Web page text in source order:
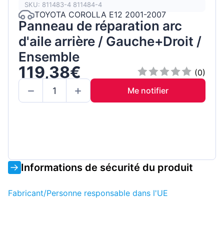
SKU: 811483-4 811484-4
TOYOTA COROLLA E12 2001-2007
Panneau de réparation arc
d'aile arrière / Gauche+Droit /
Ensemble
119,38€
(0)
Me notifier
Informations de sécurité du produit
Fabricant/Personne responsable dans l'UE